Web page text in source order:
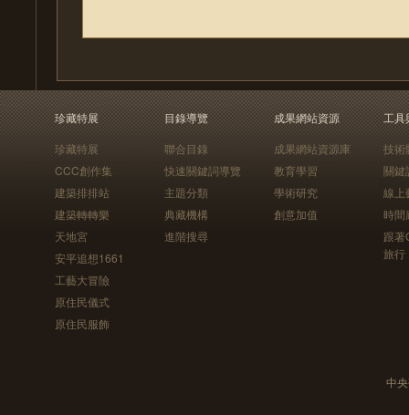
珍藏特展
珍藏特展
CCC創作集
建築排排站
建築轉轉樂
天地宮
安平追想1661
工藝大冒險
原住民儀式
原住民服飾
目錄導覽
聯合目錄
快速關鍵詞導覽
主題分類
典藏機構
進階搜尋
成果網站資源
成果網站資源庫
教育學習
學術研究
創意加值
工具
技術
關鍵
線上
時間
跟
旅行
中